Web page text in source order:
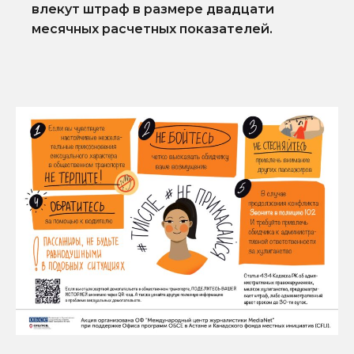
влекут штраф в размере двадцати
месячных расчетных показателей.